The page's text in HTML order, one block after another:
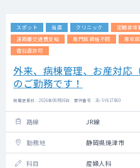
スポット 当直 クリニック 定期非常
遠距離交通費支給
専門医資格不問 専攻
宿日直許可
外来、病棟管理、お産対応
のご勤務です！
掲載更新日 : 2026年08月06日 案件番号 : 26-SV617860
路線 JR線
勤務地 静岡県焼津市
科目 産婦人科